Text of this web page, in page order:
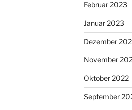
Februar 2023
Januar 2023
Dezember
November
Oktober 2022
September